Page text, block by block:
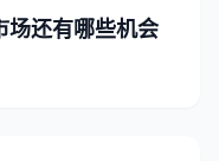
场还有哪些机会